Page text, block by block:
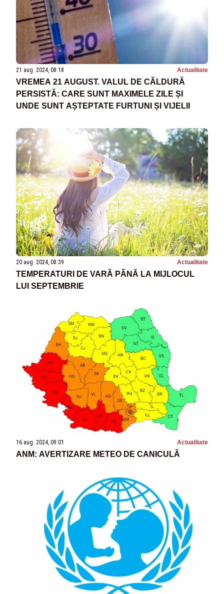
21 aug. 2024, 08:18 Actualitate
VREMEA 21 AUGUST. VALUL DE CĂLDURĂ
PERSISTĂ: CARE SUNT MAXIMELE ZILE ȘI
UNDE SUNT AȘTEPTATE FURTUNI ȘI VIJELII
20 aug. 2024, 08:39 Actualitate
TEMPERATURI DE VARĂ PÂNĂ LA MIJLOCUL
LUI SEPTEMBRIE
16 aug. 2024, 09:01 Actualitate
ANM: AVERTIZARE METEO DE CANICULĂ